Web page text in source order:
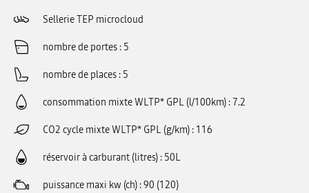
Sellerie TEP microcloud
nombre de portes 5
nombre de places 5
consommation mixte WLTP* GPL (l/100km) 7.2
CO2 cycle mixte WLTP* GPL (g/km) 116
réservoir à carburant (litres) 50L
puissance maxi kw (ch) 90 (120)